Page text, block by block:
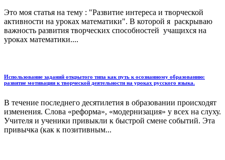
Это моя статья на тему : "Развитие интереса и творческой
активности на уроках математики". В которой я раскрываю
важность развития творческих способностей учащихся на
уроках математики....
Использование заданий открытого типа как путь к осознанному образованию:
развитие мотивации к творческой деятельности на уроках русского языка.
В течение последнего десятилетия в образовании происходят
изменения. Слова «реформа», «модернизация» у всех на слуху.
Учителя и ученики привыкли к быстрой смене событий. Эта
привычка (как к позитивным...